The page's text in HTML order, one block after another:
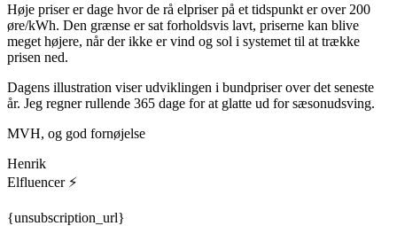
Høje priser er dage hvor de rå elpriser på et tidspunkt er over 200
øre/kWh. Den grænse er sat forholdsvis lavt, priserne kan blive
meget højere, når der ikke er vind og sol i systemet til at trække
prisen ned.
Dagens illustration viser udviklingen i bundpriser over det seneste
år. Jeg regner rullende 365 dage for at glatte ud for sæsonudsving.
MVH, og god fornøjelse
Henrik
Elfluencer ⚡
{unsubscription_url}